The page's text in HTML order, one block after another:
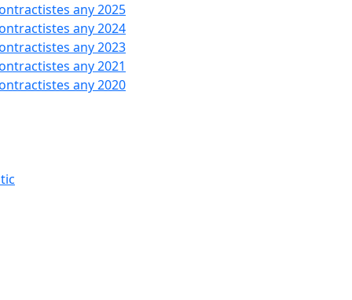
any 2025
any 2024
any 2023
any 2021
any 2020